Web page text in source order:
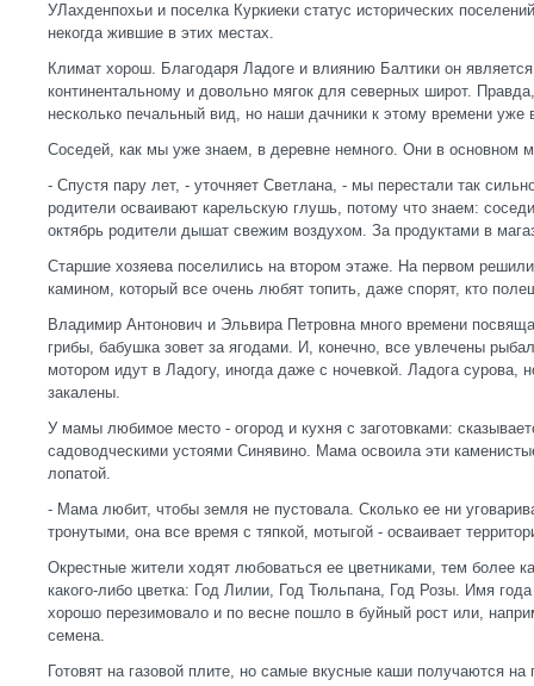
УЛахденпохьи и поселка Куркиеки статус исторических
некогда жившие в этих местах.
Климат хорош. Благодаря Ладоге и влиянию Балтики он
континентальному и довольно мягок для северных широт.
несколько печальный вид, но наши дачники к этому времени уже
Соседей, как мы уже знаем, в деревне немного. Они в основном
- Спустя пару лет, - уточняет Светлана, - мы перестали так
родители осваивают карельскую глушь, потому что знаем:
октябрь родители дышат свежим воздухом. За продуктами в
Старшие хозяева поселились на втором этаже. На первом
камином, который все очень любят топить, даже спорят, кто
Владимир Антонович и Эльвира Петровна много времени
грибы, бабушка зовет за ягодами. И, конечно, все увлечены
мотором идут в Ладогу, иногда даже с ночевкой. Ладога сурова,
закалены.
У мамы любимое место - огород и кухня с заготовками:
садоводческими устоями Синявино. Мама освоила эти
лопатой.
- Мама любит, чтобы земля не пустовала. Сколько ее ни
тронутыми, она все время с тяпкой, мотыгой - осваивает
Окрестные жители ходят любоваться ее цветниками, тем более
какого-либо цветка: Год Лилии, Год Тюльпана, Год Розы. Имя
хорошо перезимовало и по весне пошло в буйный рост или,
семена.
Готовят на газовой плите, но самые вкусные каши получаются на